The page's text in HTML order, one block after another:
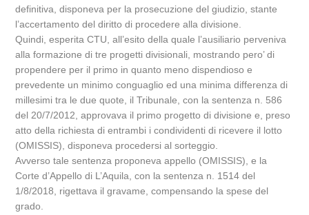
definitiva, disponeva per la prosecuzione del giudizio, stante
l’accertamento del diritto di procedere alla divisione.
Quindi, esperita CTU, all’esito della quale l’ausiliario perveniva
alla formazione di tre progetti divisionali, mostrando pero’ di
propendere per il primo in quanto meno dispendioso e
prevedente un minimo conguaglio ed una minima differenza di
millesimi tra le due quote, il Tribunale, con la sentenza n. 586
del 20/7/2012, approvava il primo progetto di divisione e, preso
atto della richiesta di entrambi i condividenti di ricevere il lotto
(OMISSIS), disponeva procedersi al sorteggio.
Avverso tale sentenza proponeva appello (OMISSIS), e la
Corte d’Appello di L’Aquila, con la sentenza n. 1514 del
1/8/2018, rigettava il gravame, compensando la spese del
grado.